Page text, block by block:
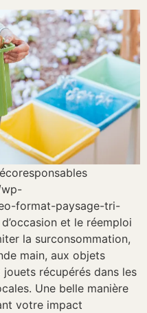
wp-
format-paysage-tri-
et le réemploi
la surconsommation,
main, aux objets
récupérés dans les
Une belle manière
votre impact